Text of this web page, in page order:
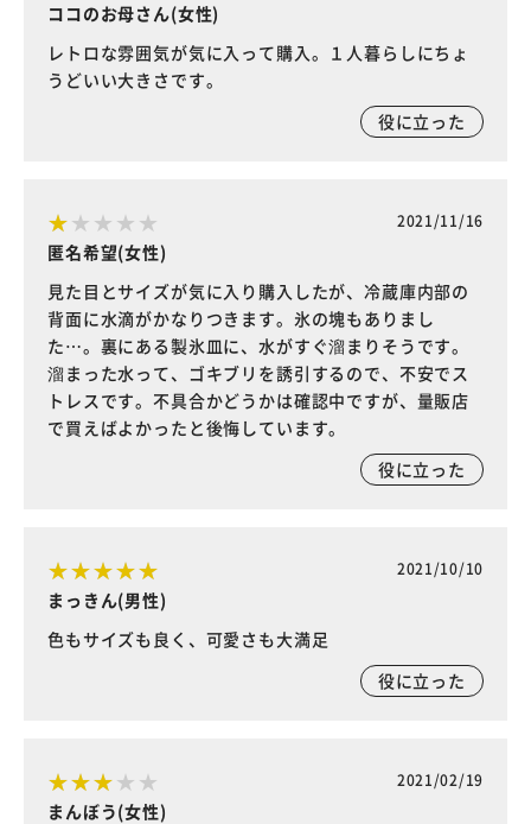
ココのお母さん(女性)
レトロな雰囲気が気に入って購入。１人暮らしにちょ
うどいい大きさです。
役に立った
2021/11/16
匿名希望(女性)
見た目とサイズが気に入り購入したが、冷蔵庫内部の
背面に水滴がかなりつきます。氷の塊もありまし
た…。裏にある製氷皿に、水がすぐ溜まりそうです。
溜まった水って、ゴキブリを誘引するので、不安でス
トレスです。不具合かどうかは確認中ですが、量販店
で買えばよかったと後悔しています。
役に立った
2021/10/10
まっきん(男性)
色もサイズも良く、可愛さも大満足
役に立った
2021/02/19
まんぼう(女性)